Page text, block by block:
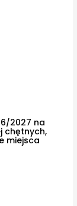
2027 na
chętnych,
miejsca